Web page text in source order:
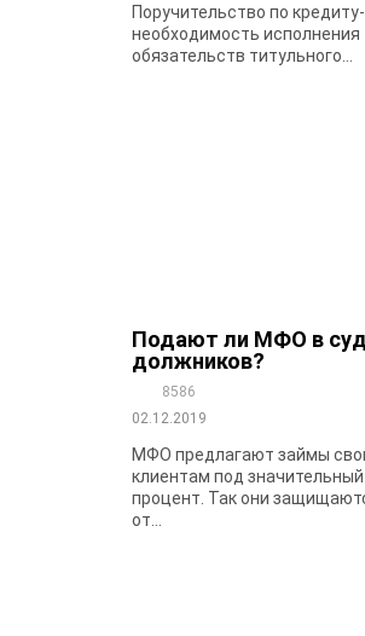
Поручительство по
необходимость исполнения
обязательств титульного...
Подают ли МФО в
должников?
8586
02.12.2019
МФО предлагают займы
клиентам под значительный
процент. Так они
от...